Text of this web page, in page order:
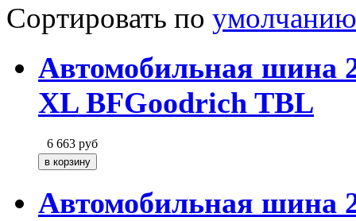
Сортировать по умолчанию
Автомобильная шина
XL BFGoodrich TBL
6 663 руб
Автомобильная шина